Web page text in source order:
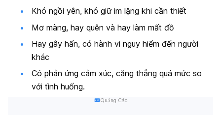
Khó ngồi yên, khó giữ im lặng khi cần thiết
Mơ màng, hay quên và hay làm mất đồ
Hay gây hấn, có hành vi nguy hiểm đến người
khác
Có phản ứng cảm xúc, căng thẳng quá mức so
với tình huống.
Quảng Cáo